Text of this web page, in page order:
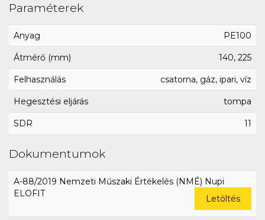
Paraméterek
Anyag PE100
Átmérő (mm) 140, 225
Felhasználás csatorna, gáz, ipari, víz
Hegesztési eljárás tompa
SDR 11
Dokumentumok
A-88/2019 Nemzeti Műszaki Értékelés (NMÉ) Nupi
ELOFIT
Letöltés